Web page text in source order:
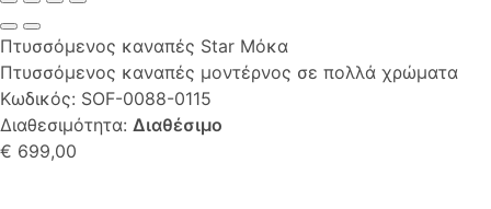
Πτυσσόμενος καναπές Star Μόκα
Πτυσσόμενος καναπές μοντέρνος σε πολλά χρώματα
Κωδικός: SOF-0088-0115
Διαθεσιμότητα: Διαθέσιμο
€ 699,00